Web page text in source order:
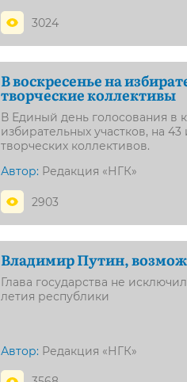
3024
В воскресенье на
творческие коллективы
В Единый день голосования в
избирательных участков, на
творческих коллективов.
Автор: Редакция «НГК»
2903
Владимир Путин,
Глава государства не
летия республики
Автор: Редакция «НГК»